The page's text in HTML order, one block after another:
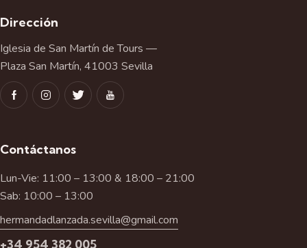
Dirección
Iglesia de San Martín de Tours —
Plaza San Martín, 41003 Sevilla
Contáctanos
Lun-Vie: 11:00 – 13:00 & 18:00 – 21:00
Sab: 10:00 – 13:00
hermandadlanzada.sevilla@gmail.com
+34 954 382 005